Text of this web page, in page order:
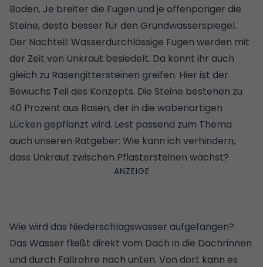
Boden. Je breiter die Fugen und je offenporiger die
Steine, desto besser für den Grundwasserspiegel.
Der Nachteil: Wasserdurchlässige Fugen werden mit
der Zeit von Unkraut besiedelt. Da könnt ihr auch
gleich zu Rasengittersteinen greifen. Hier ist der
Bewuchs Teil des Konzepts. Die Steine bestehen zu
40 Prozent aus Rasen, der in die wabenartigen
Lücken gepflanzt wird. Lest passend zum Thema
auch unseren Ratgeber: Wie kann ich verhindern,
dass Unkraut zwischen Pflastersteinen wächst?
Wie wird das Niederschlagswasser aufgefangen?
Das Wasser fließt direkt vom Dach in die Dachrinnen
und durch Fallrohre nach unten. Von dort kann es